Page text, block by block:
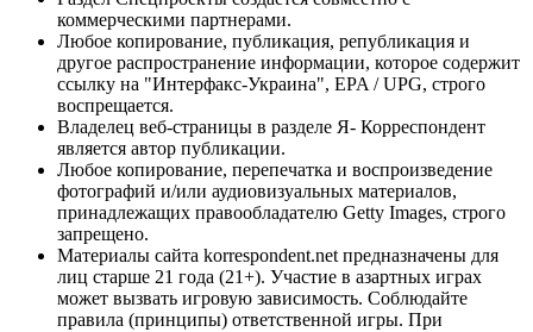
коммерческими партнерами.
Любое копирование, публикация, републикация и
другое распространение информации, которое содержит
ссылку на "Интерфакс-Украина", EPA / UPG, строго
воспрещается.
Владелец веб-страницы в разделе Я- Корреспондент
является автор публикации.
Любое копирование, перепечатка и воспроизведение
фотографий и/или аудиовизуальных материалов,
принадлежащих правообладателю Getty Images, строго
запрещено.
Материалы сайта korrespondent.net предназначены для
лиц старше 21 года (21+). Участие в азартных играх
может вызвать игровую зависимость. Соблюдайте
правила (принципы) ответственной игры. При